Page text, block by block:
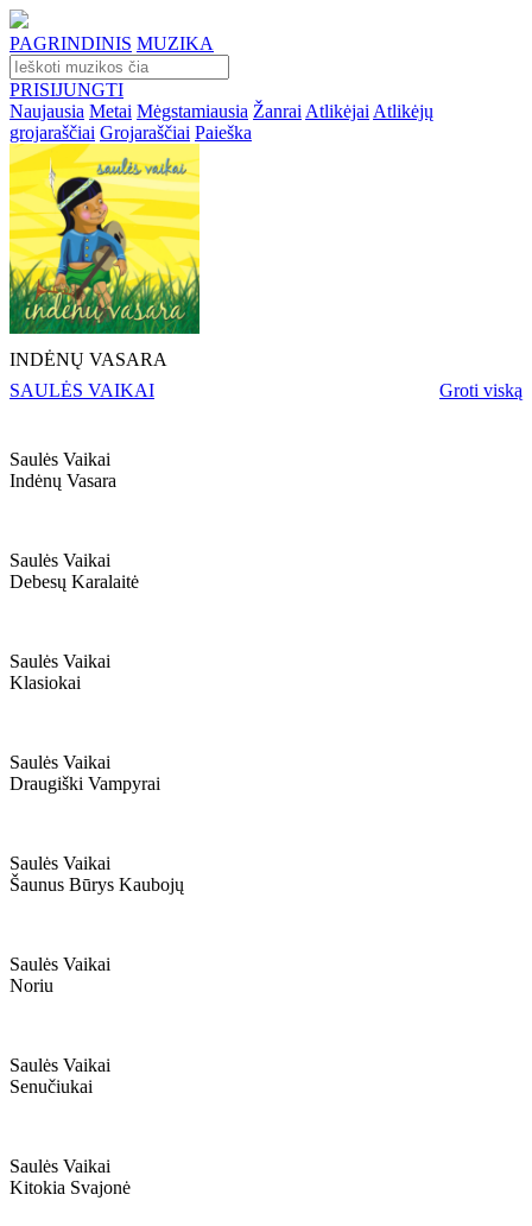
PAGRINDINIS MUZIKA
PRISIJUNGTI
Naujausia Metai Mėgstamiausia Žanrai Atlikėjai Atlikėjų
grojaraščiai Grojaraščiai Paieška
INDĖNŲ VASARA
SAULĖS VAIKAI
Groti viską
Saulės Vaikai
Indėnų Vasara
Saulės Vaikai
Debesų Karalaitė
Saulės Vaikai
Klasiokai
Saulės Vaikai
Draugiški Vampyrai
Saulės Vaikai
Šaunus Būrys Kaubojų
Saulės Vaikai
Noriu
Saulės Vaikai
Senučiukai
Saulės Vaikai
Kitokia Svajonė